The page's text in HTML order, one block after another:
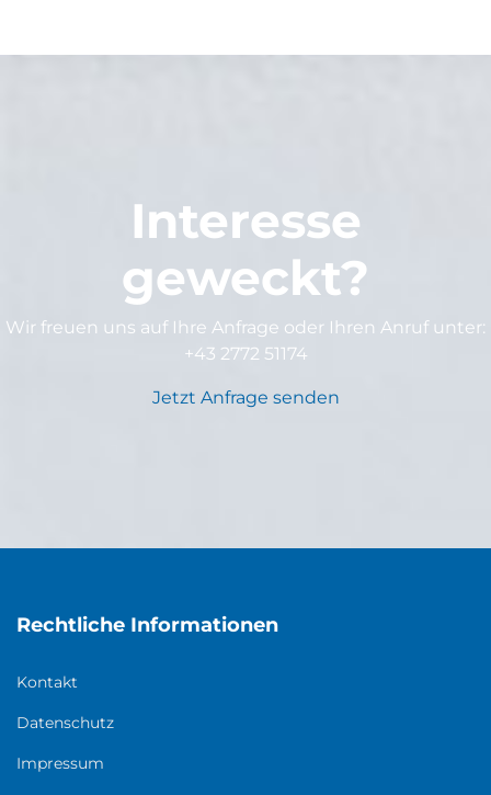
Interesse
geweckt?
Wir freuen uns auf Ihre Anfrage oder Ihren Anruf unter:
+43 2772 51174
Jetzt Anfrage senden
Rechtliche Informationen
Kontakt
Datenschutz
Impressum